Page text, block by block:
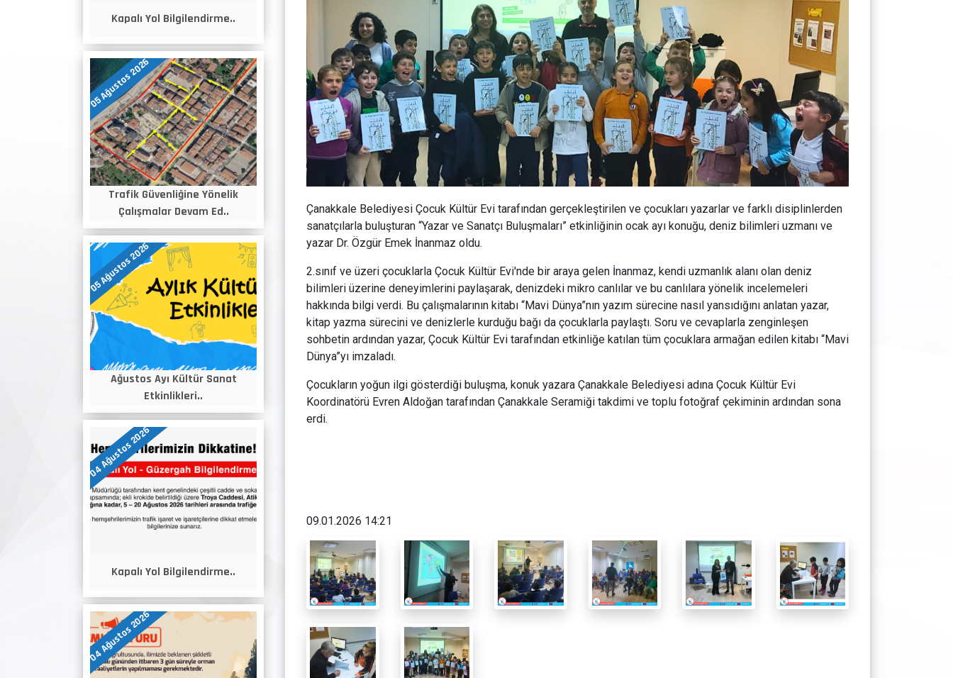
Kapalı Yol Bilgilendirme..
05 Ağustos 2026
Trafik Güvenliğine Yönelik
Çalışmalar Devam Ed..
05 Ağustos 2026
Ağustos Ayı Kültür Sanat
Etkinlikleri..
04 Ağustos 2026
Kapalı Yol Bilgilendirme..
04 Ağustos 2026
Çanakkale Belediyesi Çocuk Kültür Evi tarafından gerçekleştirilen ve çocukları yazarlar ve farklı disiplinlerden
sanatçılarla buluşturan “Yazar ve Sanatçı Buluşmaları” etkinliğinin ocak ayı konuğu, deniz bilimleri uzmanı ve
yazar Dr. Özgür Emek İnanmaz oldu.
2.sınıf ve üzeri çocuklarla Çocuk Kültür Evi'nde bir araya gelen İnanmaz, kendi uzmanlık alanı olan deniz
bilimleri üzerine deneyimlerini paylaşarak, denizdeki mikro canlılar ve bu canlılara yönelik incelemeleri
hakkında bilgi verdi. Bu çalışmalarının kitabı “Mavi Dünya”nın yazım sürecine nasıl yansıdığını anlatan yazar,
kitap yazma sürecini ve denizlerle kurduğu bağı da çocuklarla paylaştı. Soru ve cevaplarla zenginleşen
sohbetin ardından yazar, Çocuk Kültür Evi tarafından etkinliğe katılan tüm çocuklara armağan edilen kitabı “Mavi
Dünya”yı imzaladı.
Çocukların yoğun ilgi gösterdiği buluşma, konuk yazara Çanakkale Belediyesi adına Çocuk Kültür Evi
Koordinatörü Evren Aldoğan tarafından Çanakkale Seramiği takdimi ve toplu fotoğraf çekiminin ardından sona
erdi.
09.01.2026 14:21